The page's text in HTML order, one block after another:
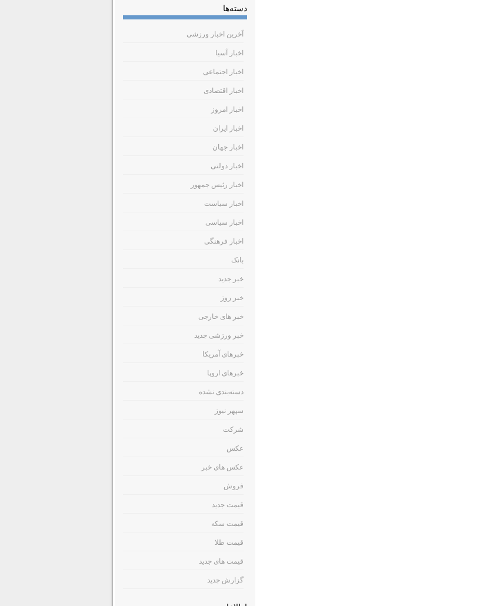
دسته‌ها
آخرین اخبار ورزشی
اخبار آسیا
اخبار اجتماعی
اخبار اقتصادی
اخبار امروز
اخبار ایران
اخبار جهان
اخبار دولتی
اخبار رئیس جمهور
اخبار سیاست
اخبار سیاسی
اخبار فرهنگی
بانک
خبر جدید
خبر روز
خبر های خارجی
خبر ورزشی جدید
خبرهای آمریکا
خبرهای اروپا
دسته‌بندی نشده
سپهر نیوز
شرکت
عکس
عکس های خبر
فروش
قیمت جدید
قیمت سکه
قیمت طلا
قیمت های جدید
گزارش جدید